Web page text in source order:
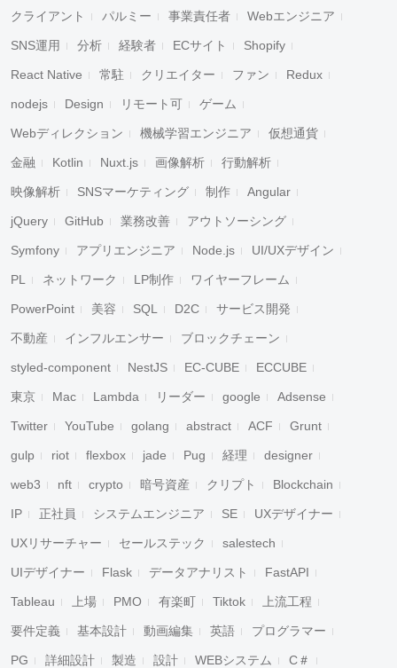
クライアント パルミー 事業責任者 Webエンジニア
SNS運用 分析 経験者 ECサイト Shopify
React Native 常駐 クリエイター ファン Redux
nodejs Design リモート可 ゲーム
Webディレクション 機械学習エンジニア 仮想通貨
金融 Kotlin Nuxt.js 画像解析 行動解析
映像解析 SNSマーケティング 制作 Angular
jQuery GitHub 業務改善 アウトソーシング
Symfony アプリエンジニア Node.js UI/UXデザイン
PL ネットワーク LP制作 ワイヤーフレーム
PowerPoint 美容 SQL D2C サービス開発
不動産 インフルエンサー ブロックチェーン
styled-component NestJS EC-CUBE ECCUBE
東京 Mac Lambda リーダー google Adsense
Twitter YouTube golang abstract ACF Grunt
gulp riot flexbox jade Pug 経理 designer
web3 nft crypto 暗号資産 クリプト Blockchain
IP 正社員 システムエンジニア SE UXデザイナー
UXリサーチャー セールステック salestech
UIデザイナー Flask データアナリスト FastAPI
Tableau 上場 PMO 有楽町 Tiktok 上流工程
要件定義 基本設計 動画編集 英語 プログラマー
PG 詳細設計 製造 設計 WEBシステム C＃